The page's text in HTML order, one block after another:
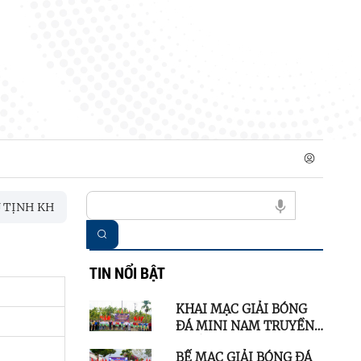
KHAI GIẢNG LỚP BỒI DƯỠNG LÝ LUẬN CHÍNH TRỊ VÀ NGHIỆP
TIN NỔI BẬT
KHAI MẠC GIẢI BÓNG
ĐÁ MINI NAM TRUYỀN
BẾ MẠC GIẢI BÓNG ĐÁ